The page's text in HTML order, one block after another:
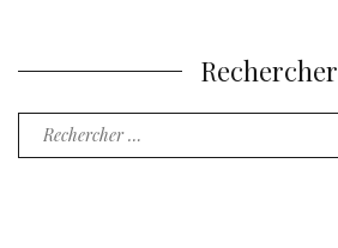
Rechercher
Recherche